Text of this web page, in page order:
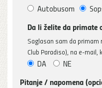
Autobusom
Da li želite da primate
Saglasan sam da primam
Club Paradiso), na e-
DA NE
Pitanje / napomena